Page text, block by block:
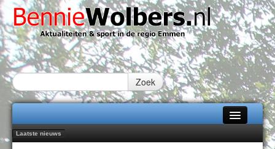
Zoek
Home
Laatste nieuws